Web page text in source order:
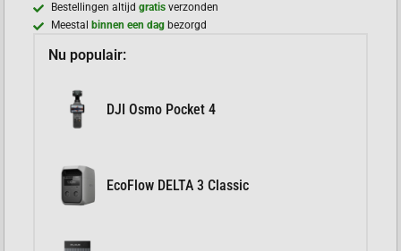
Bestellingen altijdgratisverzonden
Meestal
binnen een dag bezorgd
Nu populair:
DJI Osmo Pocket 4
EcoFlow DELTA 3 Classic